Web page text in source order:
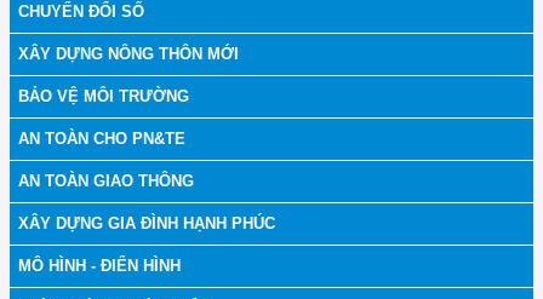
CHUYỂN ĐỔI SỐ
XÂY DỰNG NÔNG THÔN MỚI
BẢO VỆ MÔI TRƯỜNG
AN TOÀN CHO PN&TE
AN TOÀN GIAO THÔNG
XÂY DỰNG GIA ĐÌNH HẠNH PHÚC
MÔ HÌNH - ĐIỂN HÌNH